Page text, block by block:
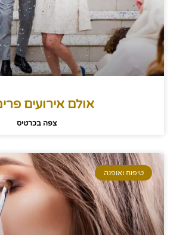
אולם אירועים
צפה בכרטיס
טיפוח ואופנה